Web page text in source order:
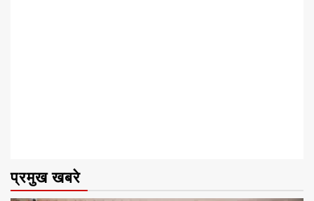
प्रमुख खबरे